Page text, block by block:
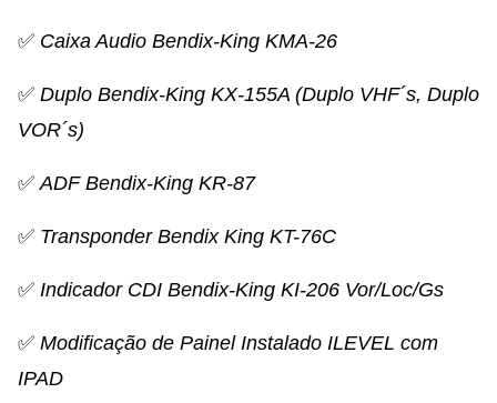
✅ Caixa Audio Bendix-King KMA-26
✅ Duplo Bendix-King KX-155A (Duplo VHF´s, Duplo
VOR´s)
✅ ADF Bendix-King KR-87
✅ Transponder Bendix King KT-76C
✅ Indicador CDI Bendix-King KI-206 Vor/Loc/Gs
✅ Modificação de Painel Instalado ILEVEL com
IPAD